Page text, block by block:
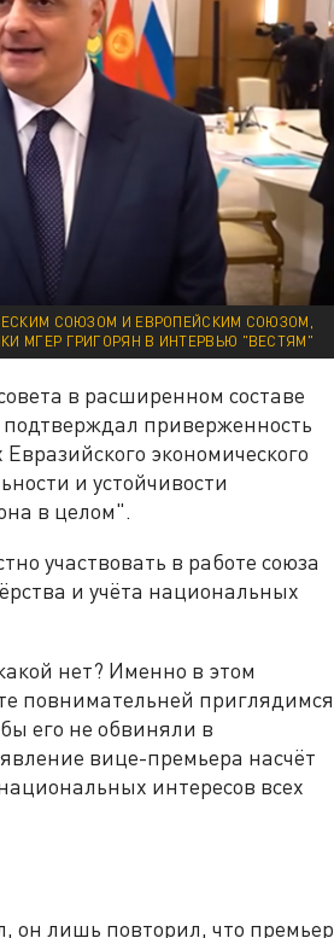
СОЮЗОМ И ЕВРОПЕЙСКИМ СОЮЗОМ,
МГЕР ГРИГОРЯН В ИНТЕРВЬЮ "ВЕСТЯМ"
в расширенном составе
приверженность
экономического
и устойчивости
в целом".
участвовать в работе союза
и учёта национальных
нет? Именно в этом
повнимательней приглядимся
его не обвиняли в
вице-премьера насчёт
интересов всех
он лишь повторил, что премьер